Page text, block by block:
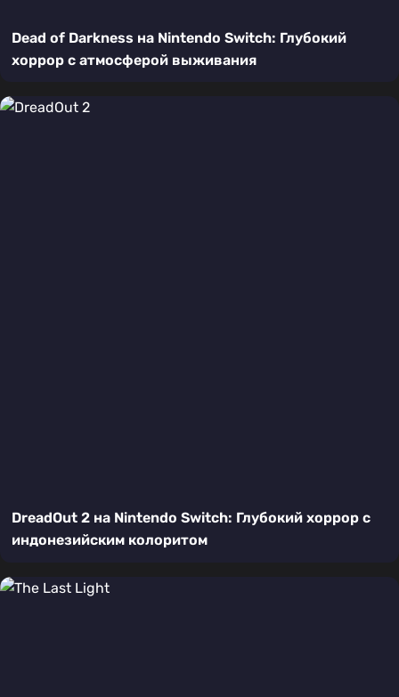
Dead of Darkness на Nintendo Switch: Глубокий
хоррор с атмосферой выживания
DreadOut 2 на Nintendo Switch: Глубокий хоррор с
индонезийским колоритом